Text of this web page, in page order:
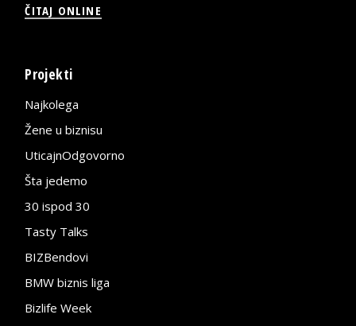
ČITAJ ONLINE
Projekti
Najkolega
Žene u biznisu
UticajnOdgovorno
Šta jedemo
30 ispod 30
Tasty Talks
BIZBendovi
BMW biznis liga
Bizlife Week